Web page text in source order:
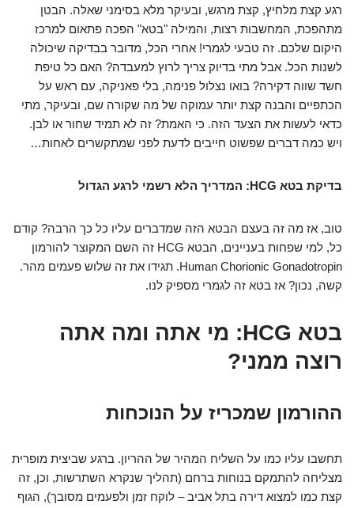
רגע קצת מלחיץ, קצת מרגש, ובעיקר מלא בסימני שאלה. הבטן
מתהפכת, המחשבות רצות, והמילה "בטא" הפכה פתאום למרכז
היקום שלכם. זה טבעי לגמרי! אחרי הכל, מדובר בבדיקה שיכולה
לשנות הכל. אבל מתי בדיוק צריך לרוץ למעבדה? האם כל טיפת
חשד שווה דקירה? בואו נצלול פנימה, בלי פאניקה, עם ראש על
הכתפיים והבנה קצת יותר עמוקה של מה שקורה שם, ובעיקר, מתי
כדאי לעשות את הצעד הזה. כי האמת? זה לא תמיד שחור או לבן.
ויש כמה דברים שפשוט חייבים לדעת לפני שמתקשרים לאחות…
בדיקת בטא HCG: המדריך הלא רשמי לרגע הגדול
טוב, אז מה זה בעצם הבטא הזה שמדברים עליו כל כך הרבה? קודם
כל, למי שפחות בעניינים, הבטא HCG זה השם המקוצר להורמון
Human Chorionic Gonadotropin. תגידו את זה שלוש פעמים מהר.
קשה, נכון? אז בטא זה לגמרי מספיק לנו.
בטא HCG: מי אתה ומה אתה
רוצה ממני?
ההורמון שמכריז על הנוכחות
תחשבו עליו כמו על השליח המהיר של ההריון. ברגע שביצית מופרית
מצליחה להתמקם בנוחות ברחם (תהליך שנקרא השתרשות, וכן, זה
קצת כמו למצוא דירה בתל אביב – לוקח זמן ולפעמים מסובך), הגוף